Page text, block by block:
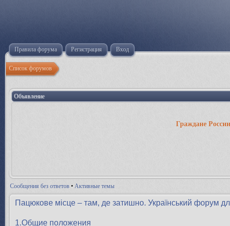
Правила форума Регистрация Вход
Список форумов
Объявление
Граждане
Сообщения без ответов • Активные темы
Пацюкове місце – там, де затишно. Український форум
1.Общие положения